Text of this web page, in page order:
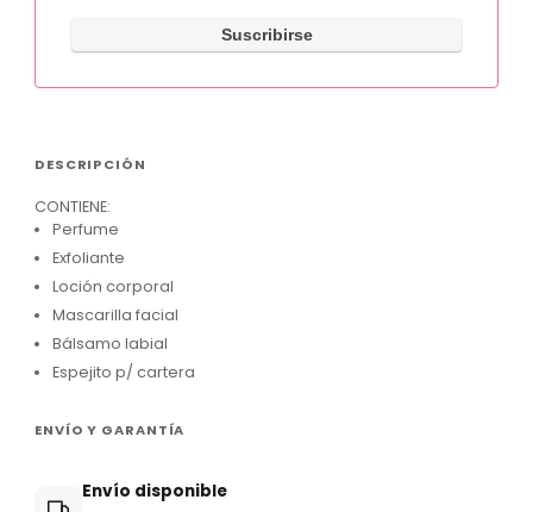
r
a
y
+
5
9
5
DESCRIPCIÓN
CONTIENE:
Perfume
Exfoliante
Loción corporal
Mascarilla facial
Bálsamo labial
Espejito p/ cartera
ENVÍO Y GARANTÍA
Envío disponible